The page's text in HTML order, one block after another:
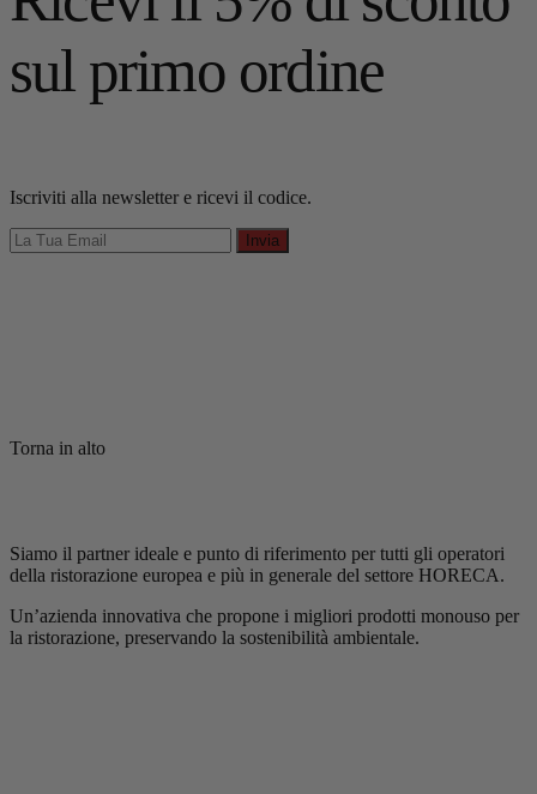
sul primo ordine
Iscriviti alla newsletter e ricevi il codice.
Invia
Torna in alto
Siamo il partner ideale e punto di riferimento per tutti gli operatori
della ristorazione europea e più in generale del settore HORECA.
Un’azienda innovativa che propone i migliori prodotti monouso per
la ristorazione, preservando la sostenibilità ambientale.